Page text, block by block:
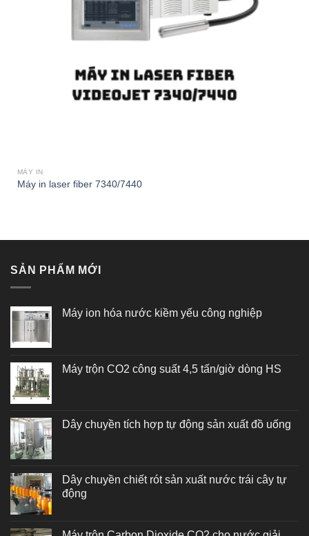
MÁY IN
Máy in laser fiber 7340/7440
SẢN PHẨM MỚI
Máy ion hóa nước kiềm yếu công nghiệp
Máy trộn CO2 công suất 4,5 tấn/giờ dòng HS
Dây chuyền tích hợp tự động sản xuất đồ uống
Dây chuyền chiết rót sản xuất nước trái cây tự
động